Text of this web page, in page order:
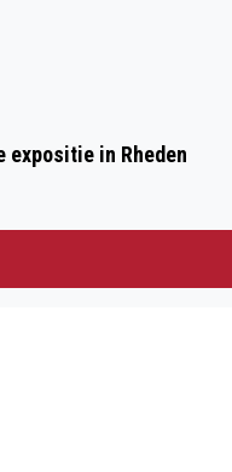
expositie in Rheden